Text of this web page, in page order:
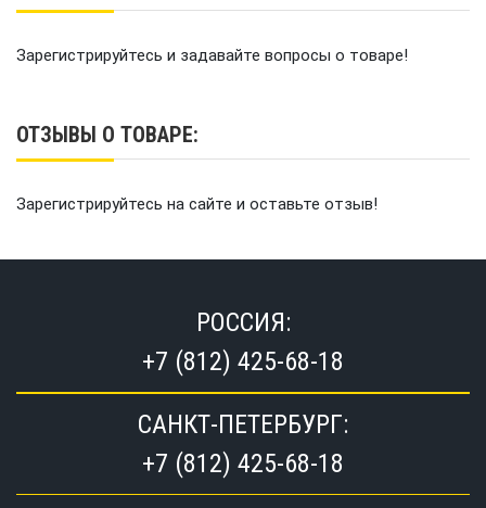
Зарегистрируйтесь и задавайте вопросы о товаре!
ОТЗЫВЫ О ТОВАРЕ:
Зарегистрируйтесь на сайте и оставьте отзыв!
РОССИЯ:
+7 (812) 425-68-18
САНКТ-ПЕТЕРБУРГ:
+7 (812) 425-68-18